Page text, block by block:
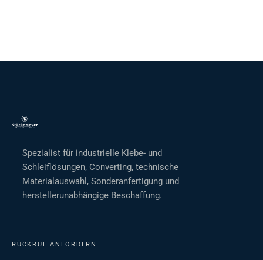
Spezialist für industrielle Klebe- und
Schleiflösungen, Converting, technische
Materialauswahl, Sonderanfertigung und
herstellerunabhängige Beschaffung.
RÜCKRUF ANFORDERN